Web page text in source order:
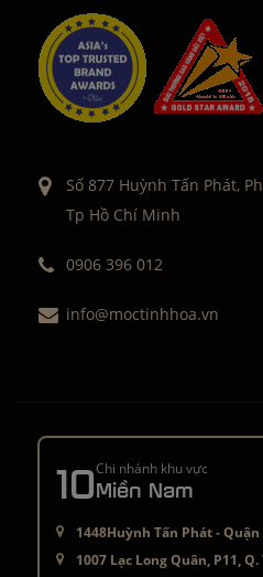
Số 877 Huỳnh Tấn Phát,
Tp Hồ Chí Minh
0906 396 012
info@moctinhhoa.vn
10Chi nhánh khu vực
Miền Nam
1448Huỳnh Tấn Phát - Quận
1007 Lạc Long Quân, P11,